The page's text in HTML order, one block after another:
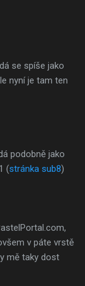
se spíše jako
nyní je tam ten
podobně jako
(stránka sub8)
v páte vrstě
mě taky dost